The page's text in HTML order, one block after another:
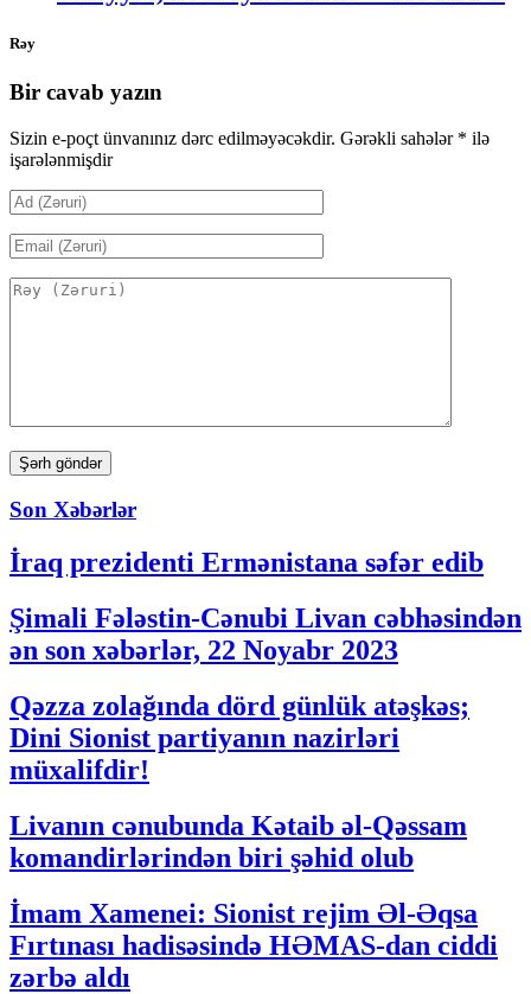
Rəy
Bir cavab yazın
Sizin e-poçt ünvanınız dərc edilməyəcəkdir. Gərəkli sahələr * ilə
işarələnmişdir
Son Xəbərlər
İraq prezidenti Ermənistana səfər edib
Şimali Fələstin-Cənubi Livan cəbhəsindən
ən son xəbərlər, 22 Noyabr 2023
Qəzza zolağında dörd günlük atəşkəs;
Dini Sionist partiyanın nazirləri
müxalifdir!
Livanın cənubunda Kətaib əl-Qəssam
komandirlərindən biri şəhid olub
İmam Xamenei: Sionist rejim Əl-Əqsa
Fırtınası hadisəsində HƏMAS-dan ciddi
zərbə aldı